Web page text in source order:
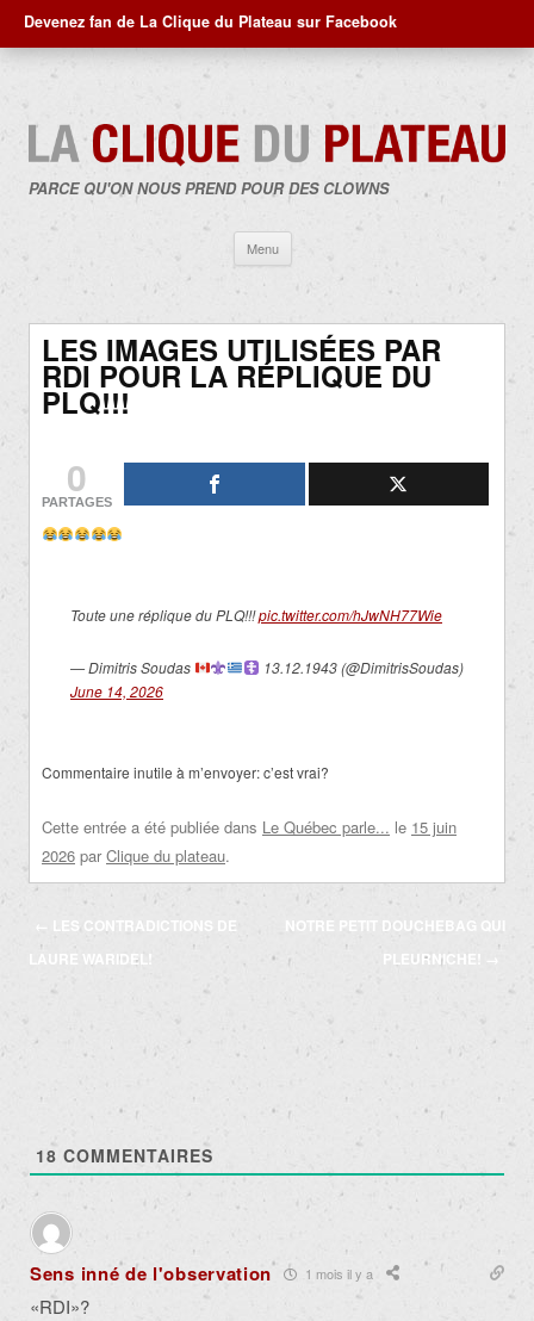
Devenez fan de La Clique du Plateau sur Facebook
PARCE QU'ON NOUS PREND POUR DES CLOWNS
Menu
contenu
LES IMAGES UTILISÉES PAR
RDI POUR LA RÉPLIQUE DU
PLQ!!!
0
PARTAGES
Toute une réplique du PLQ!!!pic.twitter.com/hJwNH77Wie
— Dimitris Soudas
13.12.1943 (@DimitrisSoudas)
June 14, 2026
Commentaire inutile à m’envoyer: c’est vrai?
Cette entrée a été publiée dans Le Québec parle... le 15 juin
2026 par Clique du plateau.
Navigation
des
articles
← LES CONTRADICTIONS DE
LAURE WARIDEL!
NOTRE PETIT DOUCHEBAG QUI
PLEURNICHE! →
18 COMMENTAIRES
Sens inné de l'observation 1 mois il y a
«RDI»?